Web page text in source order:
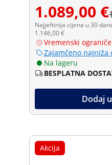
1.089,00 €
Najjeftinija cijena u 30
1.146,00 €
Vremenski
Zajamčeno najniža
Na lageru
BESPLATNA
Dodaj
Akcija